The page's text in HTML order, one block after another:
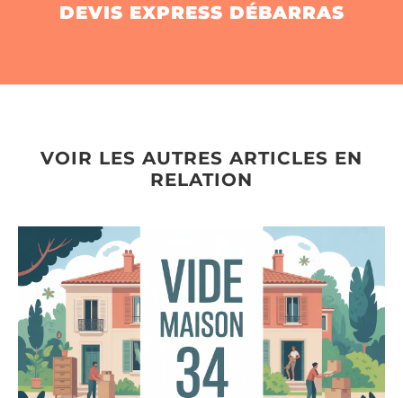
DEVIS EXPRESS DÉBARRAS
VOIR LES AUTRES ARTICLES EN
RELATION